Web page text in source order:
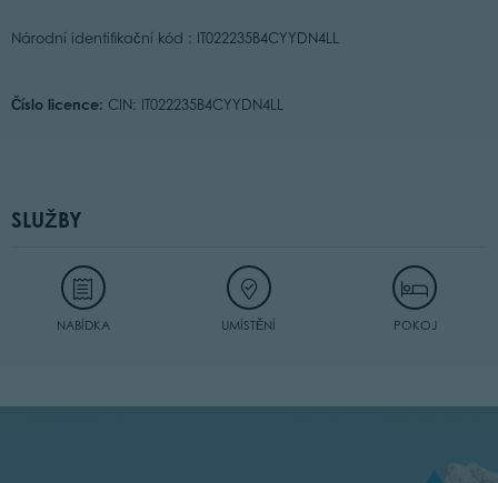
Národní identifikační kód : IT022235B4CYYDN4LL
Číslo licence: CIN: IT022235B4CYYDN4LL
SLUŽBY
NABÍDKA UMÍSTĚNÍ POKOJ